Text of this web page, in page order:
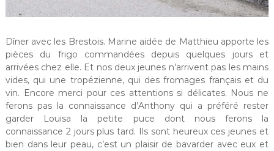
Dîner avec les Brestois. Marine aidée de Matthieu apporte les
pièces du frigo commandées depuis quelques jours et
arrivées chez elle. Et nos deux jeunes n’arrivent pas les mains
vides, qui une tropézienne, qui des fromages français et du
vin. Encore merci pour ces attentions si délicates. Nous ne
ferons pas la connaissance d’Anthony qui a préféré rester
garder Louisa la petite puce dont nous ferons la
connaissance 2 jours plus tard. Ils sont heureux ces jeunes et
bien dans leur peau, c’est un plaisir de bavarder avec eux et